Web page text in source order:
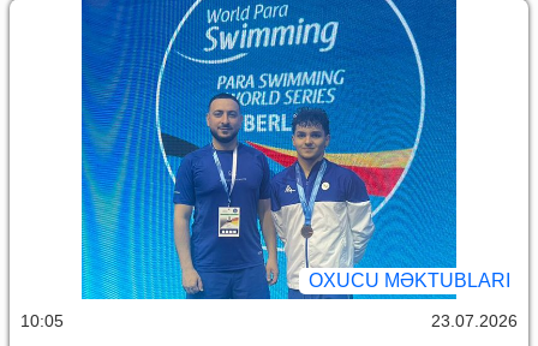
OXUCU MƏKTUBLARI
10:05 23.07.2026